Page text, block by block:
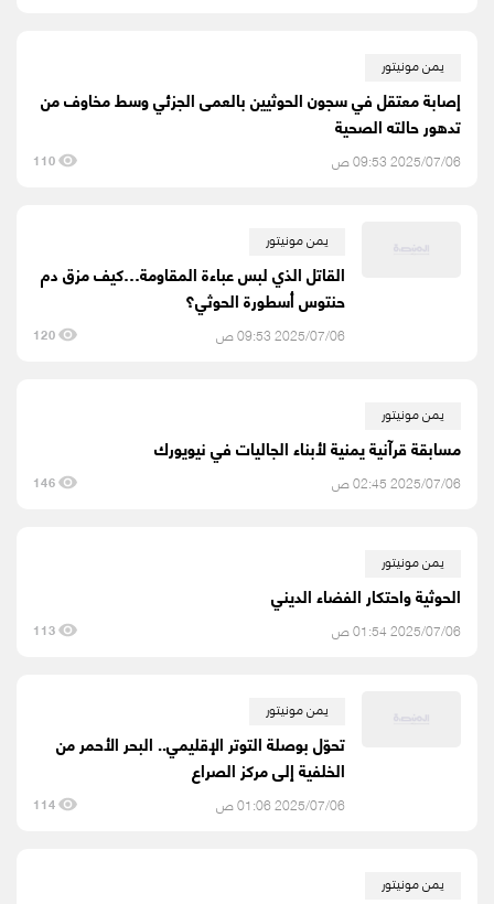
يمن مونيتور
إصابة معتقل في سجون الحوثيين بالعمى الجزئي وسط مخاوف من
تدهور حالته الصحية
2025/07/06 09:53 ص 110
يمن مونيتور
القاتل الذي لبس عباءة المقاومة…كيف مزق دم
حنتوس أسطورة الحوثي؟
2025/07/06 09:53 ص 120
يمن مونيتور
مسابقة قرآنية يمنية لأبناء الجاليات في نيويورك
2025/07/06 02:45 ص 146
يمن مونيتور
الحوثية واحتكار الفضاء الديني
2025/07/06 01:54 ص 113
يمن مونيتور
تحوّل بوصلة التوتر الإقليمي.. البحر الأحمر من
الخلفية إلى مركز الصراع
2025/07/06 01:06 ص 114
يمن مونيتور